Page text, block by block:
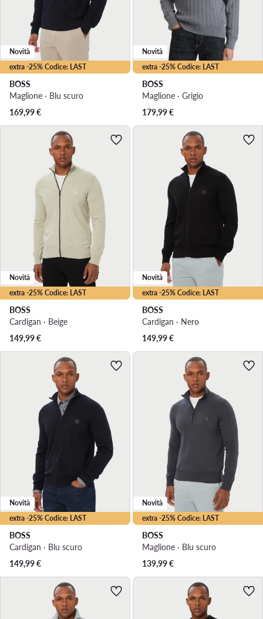
extra -25% Codice: LAST
Novità
BOSS
Maglione · Blu scuro
169,99€
extra -25% Codice: LAST
Novità
BOSS
Maglione · Grigio
179,99€
extra -25% Codice: LAST
Novità
BOSS
Cardigan · Beige
149,99€
extra -25% Codice: LAST
Novità
BOSS
Cardigan · Nero
149,99€
extra -25% Codice: LAST
Novità
BOSS
Cardigan · Blu scuro
149,99€
extra -25% Codice: LAST
Novità
BOSS
Maglione · Blu scuro
139,99€